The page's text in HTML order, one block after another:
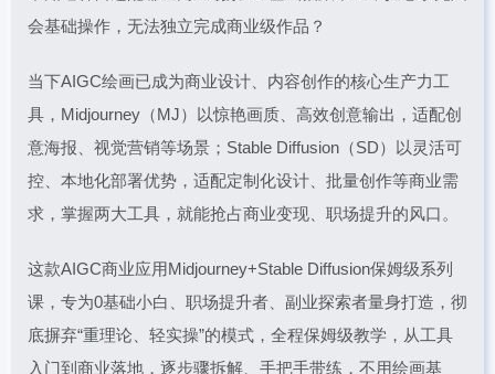
会基础操作，无法独立完成商业级作品？
当下AIGC绘画已成为商业设计、内容创作的核心生产力工
具，Midjourney（MJ）以惊艳画质、高效创意输出，适配创
意海报、视觉营销等场景；Stable Diffusion（SD）以灵活可
控、本地化部署优势，适配定制化设计、批量创作等商业需
求，掌握两大工具，就能抢占商业变现、职场提升的风口。
这款AIGC商业应用Midjourney+Stable Diffusion保姆级系列
课，专为0基础小白、职场提升者、副业探索者量身打造，彻
底摒弃“重理论、轻实操”的模式，全程保姆级教学，从工具
入门到商业落地，逐步骤拆解、手把手带练，不用绘画基